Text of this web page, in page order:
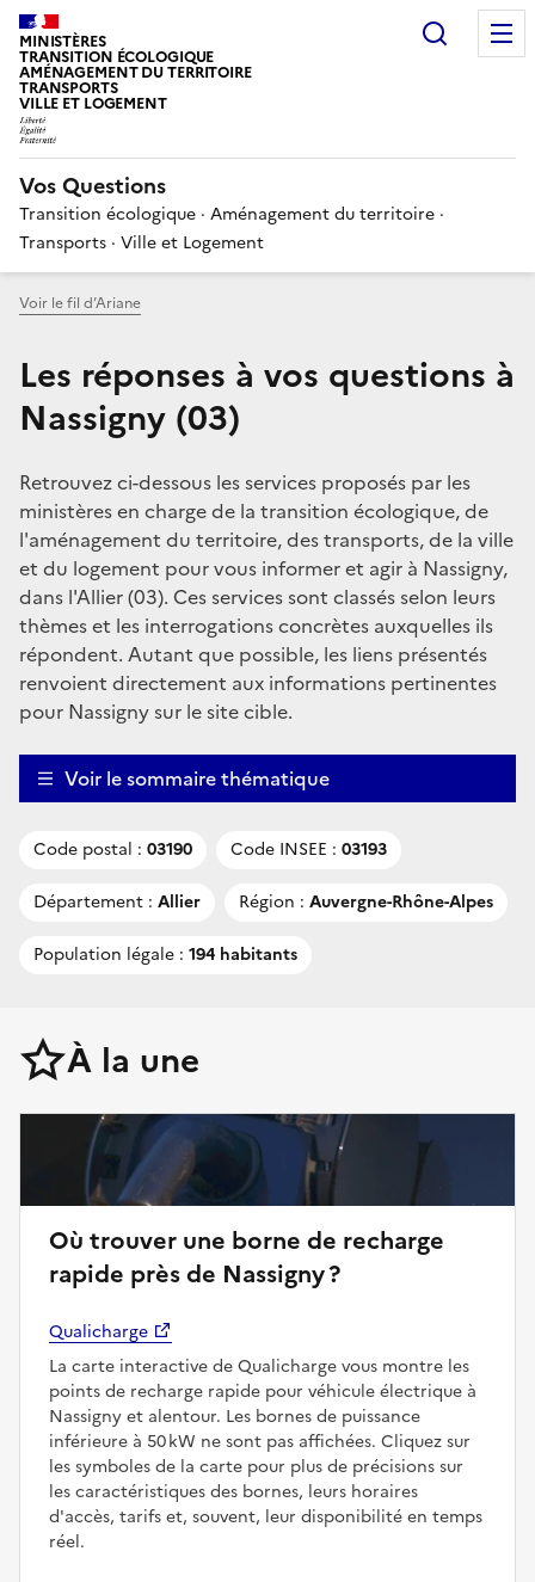
MINISTÈRES
TRANSITION ÉCOLOGIQUE
AMÉNAGEMENT DU TERRITOIRE
TRANSPORTS
VILLE ET LOGEMENT
Vos Questions
Transition écologique · Aménagement du territoire ·
Transports · Ville et Logement
Voir le fil d’Ariane
Les réponses à vos questions à
Nassigny (03)
Retrouvez ci-dessous les services proposés par les
ministères en charge de la transition écologique, de
l'aménagement du territoire, des transports, de la ville
et du logement pour vous informer et agir à Nassigny,
dans l'Allier (03). Ces services sont classés selon leurs
thèmes et les interrogations concrètes auxquelles ils
répondent. Autant que possible, les liens présentés
renvoient directement aux informations pertinentes
pour Nassigny sur le site cible.
Voir le sommaire thématique
Code postal : 03190 Code INSEE : 03193
Département : Allier Région : Auvergne-Rhône-Alpes
Population légale : 194 habitants
À la une
Où trouver une borne de recharge
rapide près de Nassigny ?
Qualicharge
La carte interactive de Qualicharge vous montre les
points de recharge rapide pour véhicule électrique à
Nassigny et alentour. Les bornes de puissance
inférieure à 50 kW ne sont pas affichées. Cliquez sur
les symboles de la carte pour plus de précisions sur
les caractéristiques des bornes, leurs horaires
d'accès, tarifs et, souvent, leur disponibilité en temps
réel.